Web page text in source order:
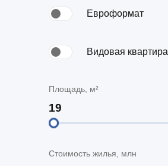
Евроформат
Видовая квартира
Площадь, м²
Стоимость жилья, млн